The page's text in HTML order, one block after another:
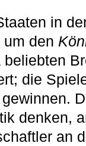
in
um den
die
denken,
an